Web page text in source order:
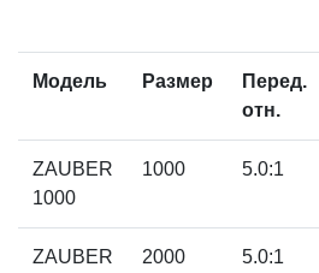
Модель Размер
Перед.
отн.
ZAUBER
1000
1000 5.0:1
ZAUBER
2000 5.0:1